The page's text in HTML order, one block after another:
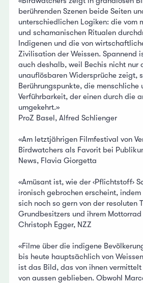
berührenden Szenen beide Seiten
unterschiedlichen Logiken: die vom
und schamanischen Ritualen
Indigenen und die von
Zivilisation der Weissen. Spannend
auch deshalb, weil Bechis nicht nur
unauflösbaren Widersprüche zeigt,
Berührungspunkte, die menschliche
Verführbarkeit, der einen durch die
umgekehrt.»
ProZ Basel, Alfred Schlienger
«Am letztjährigen Filmfestival von
Birdwatchers als Favorit bei
News, Flavia Giorgetta
«Amüsant ist, wie der ‹Pflichtstoff›
ironisch gebrochen erscheint,
sich noch so gern von der resoluten
Grundbesitzers und ihrem
Christoph Egger, NZZ
«Filme über die indigene
bis heute hauptsächlich von
ist das Bild, das von ihnen
von aussen geblieben. Obwohl